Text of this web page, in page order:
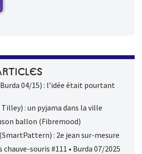
04/15) : l’idée était pourtant
: un pyjama dans la ville
ballon (Fibremood)
: 2e jean sur-mesure
souris #111 • Burda 07/2025